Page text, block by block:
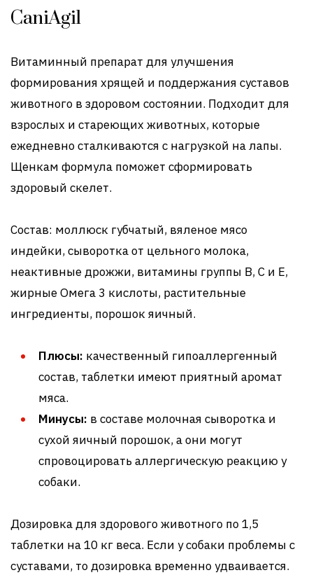
CaniAgil
Витаминный препарат для улучшения
формирования хрящей и поддержания суставов
животного в здоровом состоянии. Подходит для
взрослых и стареющих животных, которые
ежедневно сталкиваются с нагрузкой на лапы.
Щенкам формула поможет сформировать
здоровый скелет.
Состав: моллюск губчатый, вяленое мясо
индейки, сыворотка от цельного молока,
неактивные дрожжи, витамины группы В, С и Е,
жирные Омега 3 кислоты, растительные
ингредиенты, порошок яичный.
Плюсы: качественный гипоаллергенный
состав, таблетки имеют приятный аромат
мяса.
Минусы: в составе молочная сыворотка и
сухой яичный порошок, а они могут
спровоцировать аллергическую реакцию у
собаки.
Дозировка для здорового животного по 1,5
таблетки на 10 кг веса. Если у собаки проблемы с
суставами, то дозировка временно удваивается.